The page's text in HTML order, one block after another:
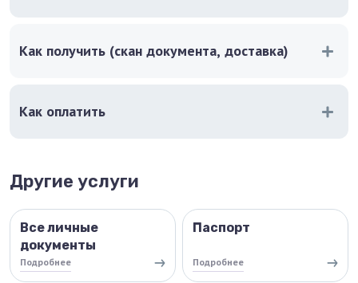
Как получить (скан документа, доставка)
Как оплатить
Другие услуги
Все личные
документы
Подробнее
Паспорт
Подробнее